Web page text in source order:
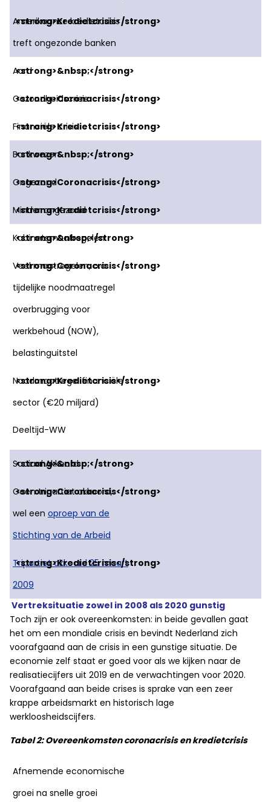
Amerikaanse kredietcrisis
treft ongezonde banken
Aard
Gezondheidscrisis
Financiële crisis
Bankwezen
Ongezond
Minder ongezond
Kabinetsmaatregelen
Veel maatregelen, o.a.
tijdelijke noodmaatregel
overbrugging voor
werkbehoud (NOW),
belastinguitstel
Noodmaatregel financiële
sector (€20 miljard)
Deeltijd-WW
Sociaal Akkoord
Geen tripartiet akkoord,
wel een oproep van de
Stichting van de Arbeid
Tripartiet akkoord 25 maart
2009
Vertreksituatie zowel in 2008 als 2020 gunstig
Toch zijn er ook overeenkomsten: in beide gevallen gaat
het om een mondiale crisis en bevindt Nederland zich
voorafgaand aan de crisis in een gunstige situatie. De
economie zelf staat er goed voor als we kijken naar de
realisatiecijfers uit 2019 en de verwachtingen voor 2020.
Voorafgaand aan beide crises is sprake van een zeer
krappe arbeidsmarkt en historisch lage
werkloosheidscijfers.
Tabel 2: Overeenkomsten coronacrisis en kredietcrisis
Afnemende economische
groei na snelle groei